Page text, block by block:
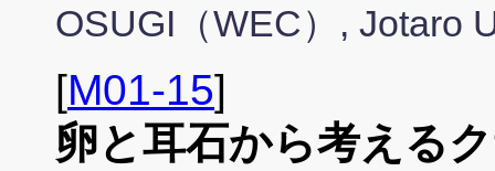
OSUGI（WEC）, Jotaro
[M01-15]
卵と耳石から考える